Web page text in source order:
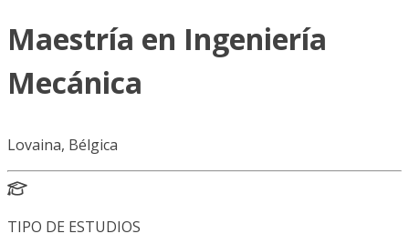
Maestría en Ingeniería
Mecánica
Lovaina, Bélgica
TIPO DE ESTUDIOS